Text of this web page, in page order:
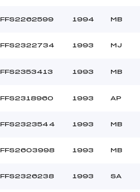
FFS2262599 1994 MB
FFS2322734 1993 MJ
FFS2353413 1993 MB
FFS2318960 1993 AP
FFS2323544 1993 MB
FFS2603998 1993 MB
FFS2326238 1993 SA